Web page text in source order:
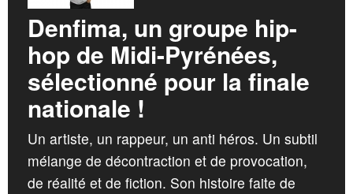
CROATIA
NORWAYDenfima, un groupe hip-
hop de Midi-Pyrénées,
sélectionné pour la finale
nationale !
Un artiste, un rappeur, un anti héros. Un subtil
mélange de décontraction et de provocation,
de réalité et de fiction. Son histoire faite de